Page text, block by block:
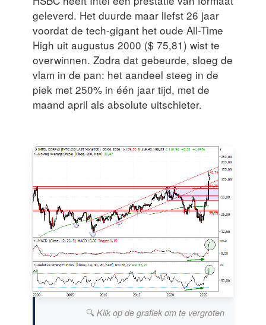
geleverd. Het duurde maar liefst 26 jaar
voordat de tech-gigant het oude All-Time
High uit augustus 2000 ($ 75,81) wist te
overwinnen. Zodra dat gebeurde, sloeg de
vlam in de pan: het aandeel steeg in de
piek met 250% in één jaar tijd, met de
maand april als absolute uitschieter.
🔍 Klik op de grafiek om te vergroten